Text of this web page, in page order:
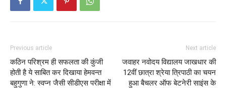
Previous article
कठिन परिश्रम ही सफलता की कुंजी
होती है ये साबित कर दिखाया हेमवन्त
बहुगुणा ने: स्वप्न जैसी सीडीएस परीक्षा में
Next article
जवाहर नवोदय विद्यालय जाखधार की
12वीं छात्रा श्रेया त्रिपाठी का चयन
हुआ बैचलर ऑफ बेटनेरी साइंस के